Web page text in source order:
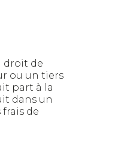
droit de
ou un tiers
part à la
dans un
de